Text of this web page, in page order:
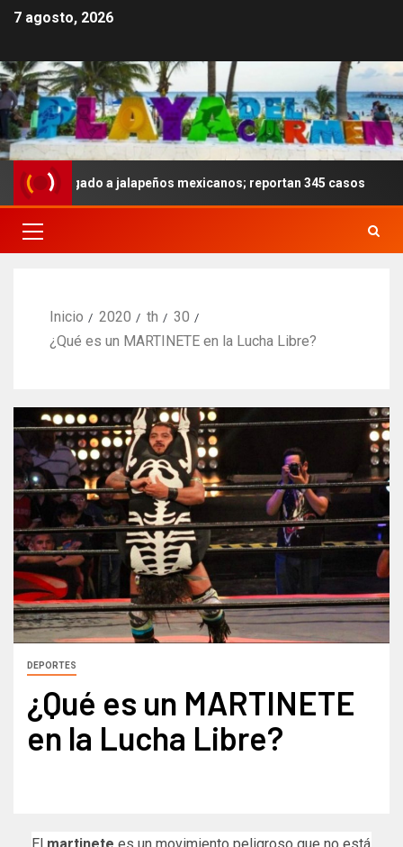
7 agosto, 2026
ligado a jalapeños mexicanos; reportan 345 casos
Inicio 2020 th
30
¿Qué es un MARTINETE en la Lucha Libre?
DEPORTES
¿Qué es un MARTINETE
en la Lucha Libre?
El martinete es un movimiento peligroso que no está